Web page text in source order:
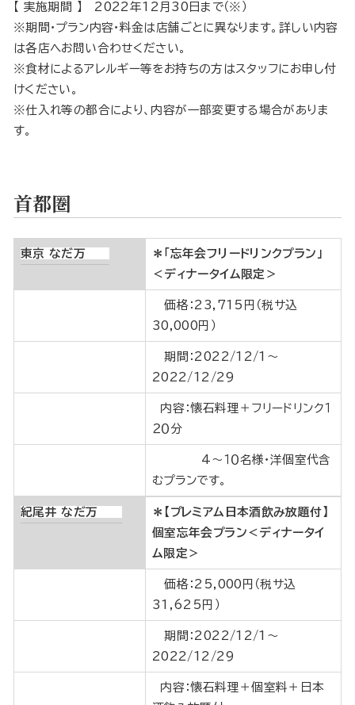
【 実施期間 】 2022年12月30日まで（※）
※期間・プラン内容・料金は店舗ごとに異なります。詳しい内容
は各店へお問い合わせください。
※食材によるアレルギー等をお持ちの方はスタッフにお申し付
けください。
※仕入れ等の都合により、内容が一部変更する場合がありま
す。
首都圏
東京 なだ万
＊「忘年会フリードリンクプラン」
＜ディナータイム限定＞
価格：23,715円（税サ込
30,000円）
期間：2022/12/1～
2022/12/29
内容：懐石料理＋フリードリンク１
２０分
4〜１０名様・洋個室代含
むプランです。
紀尾井 なだ万
＊【プレミアム日本酒飲み放題付】
個室忘年会プラン＜ディナータイ
ム限定＞
価格：25,000円（税サ込
31,625円）
期間：2022/12/1～
2022/12/29
内容：懐石料理＋個室料＋日本